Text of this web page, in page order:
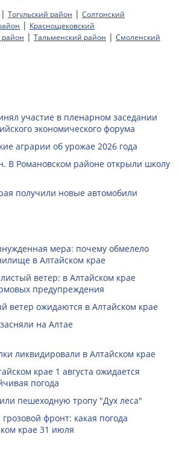
| Тогульский район | Солтонский
| Краснощековский
| Тальменский район | Смоленский
участие в пленарном заседании
экономического форума
аграрии об урожае 2026 года
В Романовском районе открыли школу
получили новые автомобили
мера: почему обмелело
в Алтайском крае
ветер: в Алтайском крае
предупреждения
ветер ожидаются в Алтайском крае
на Алтае
ликвидировали в Алтайском крае
крае 1 августа ожидается
погода
пешеходную тропу "Дух леса"
фронт: какая погода
крае 31 июля